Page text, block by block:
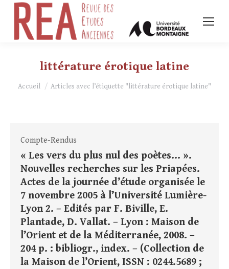
littérature érotique latine
Vous êtes ici :
Accueil Articles avec l’étiquette "littérature érotique latine"
Compte-Rendus
« Les vers du plus nul des poètes… ».
Nouvelles recherches sur les Priapées.
Actes de la journée d’étude organisée le
7 novembre 2005 à l’Université Lumière-
Lyon 2. – Edités par F. Biville, E.
Plantade, D. Vallat. – Lyon : Maison de
l’Orient et de la Méditerranée, 2008. –
204 p. : bibliogr., index. – (Collection de
la Maison de l’Orient, ISSN : 0244.5689 ;